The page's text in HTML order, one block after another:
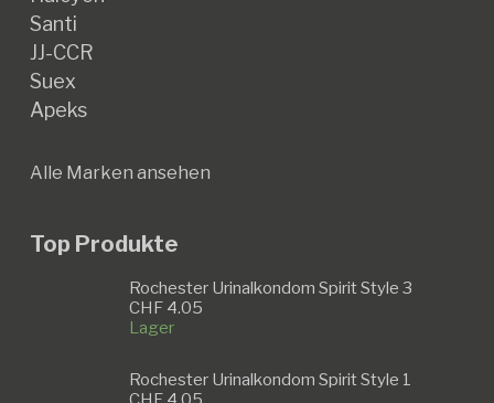
Santi
JJ-CCR
Suex
Apeks
Alle Marken ansehen
Top Produkte
Rochester Urinalkondom Spirit Style 3
CHF4.05
Lager
Rochester Urinalkondom Spirit Style 1